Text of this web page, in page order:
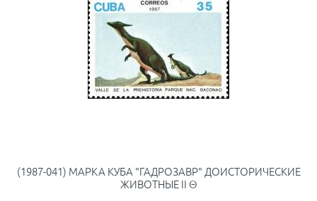
(1987-041) МАРКА КУБА "ГАДРОЗАВР" ДОИСТОРИЧЕСКИЕ
ЖИВОТНЫЕ II Θ